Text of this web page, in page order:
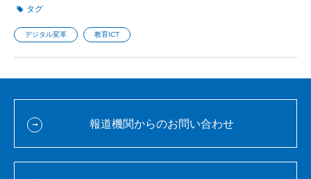
タグ
デジタル変革 教育ICT
報道機関からのお問い合わせ